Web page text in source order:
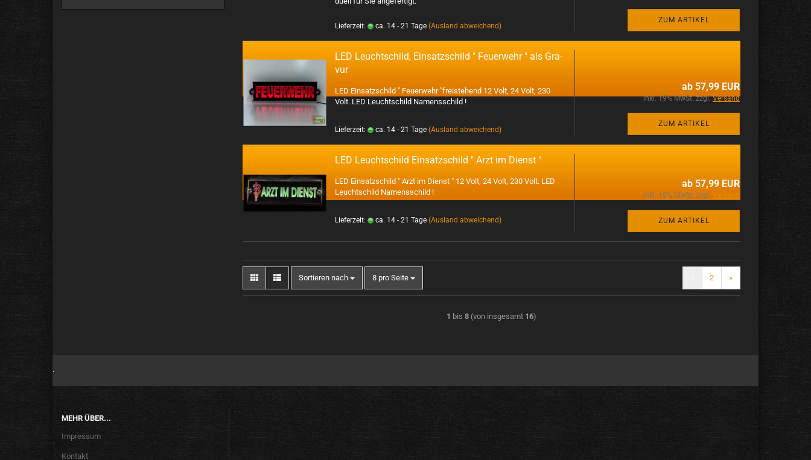
Lieferzeit: ca. 14 - 21 Tage (Ausland abweichend)
ZUM ARTIKEL
LED Leucht­schild, Ein­satz­schild " Feu­er­wehr " als Gra­
vur
LED Ein­satz­schild " Feu­er­wehr "frei­ste­hend 12 Volt, 24 Volt, 230
Volt. LED Leucht­schild Na­mens­schild !
Lieferzeit: ca. 14 - 21 Tage (Ausland abweichend)
ab 57,99 EUR
inkl. 19% MwSt. zzgl.Versand
ZUM ARTIKEL
LED Leucht­schild Ein­satz­schild " Arzt im Dienst "
LED Ein­satz­schild " Arzt im Dienst " 12 Volt, 24 Volt, 230 Volt. LED
Leucht­schild Na­mens­schild !
Lieferzeit: ca. 14 - 21 Tage (Ausland abweichend)
ab 57,99 EUR
inkl. 19% MwSt. zzgl.
ZUM ARTIKEL
Sortieren nach 8 pro Seite 2 »
1 bis 8 (von insgesamt 16)
.
MEHR ÜBER...
Impressum
Kontakt